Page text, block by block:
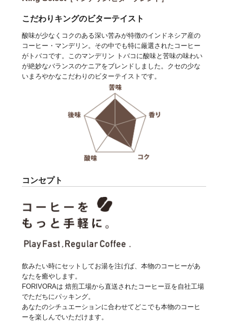
こだわりキングのビターテイスト
酸味が少なくコクのある深い苦みが特徴のインドネシア産の
コーヒー・マンデリン。その中でも特に厳選されたコーヒー
がトバコです。このマンデリン トバコに酸味と苦味の味わい
が絶妙なバランスのケニアをブレンドしました。クセの少な
いまろやかなこだわりのビターテイストです。
コンセプト
飲みたい時にセットしてお湯を注げば、本物のコーヒーがあ
なたを癒やします。
FORIVORAは 焙煎工場から直送されたコーヒー豆を自社工場
でただちにパッキング。
あなたのシチュエーションに合わせてどこでも本物のコーヒ
ーを楽しんでいただけます。